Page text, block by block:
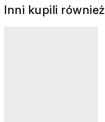
Inni kupili również